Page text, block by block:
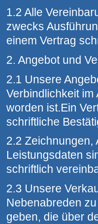
1.2 Alle
zwecks
einem Vertrag
2. Angebot und
2.1 Unsere
Verbindlichkeit
worden ist.Ein
schriftliche
2.2 Zeichnungen,
Leistungsdaten
schriftlich
2.3 Unsere
Nebenabreden
geben, die über